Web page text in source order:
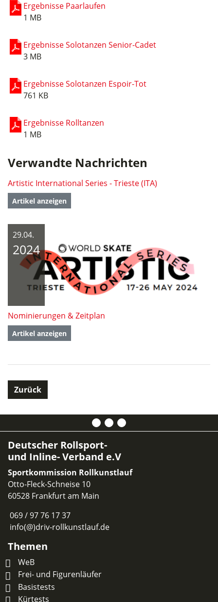
Ergebnisse Paarlaufen
1 MB
Ergebnisse Solotanzen Senior-Cadet
3 MB
Ergebnisse Solotanzen Espoir-Tot
761 KB
Ergebnisse Rolltanzen
1 MB
Verwandte Nachrichten
Artistic International Series - Trieste (ITA)
Artikel anzeigen
29.04.
2024
Nominierungen & Zeitplan
Artikel anzeigen
Zurück
Deutscher Rollsport-
und Inline- Verband e.V
Sportkommission Rollkunstlauf
Otto-Fleck-Schneise 10
60528 Frankfurt am Main
069 / 97 76 17 37
info(@)driv-rollkunstlauf.de
Themen
WeB
Frei- und Figurenläufer
Basistests
Kürtests